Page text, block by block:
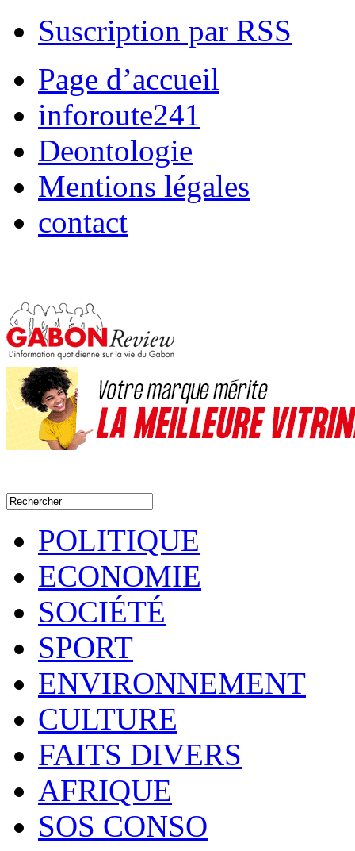
Suscription par RSS
Page d’accueil
inforoute241
Deontologie
Mentions légales
contact
POLITIQUE
ECONOMIE
SOCIÉTÉ
SPORT
ENVIRONNEMENT
CULTURE
FAITS DIVERS
AFRIQUE
SOS CONSO